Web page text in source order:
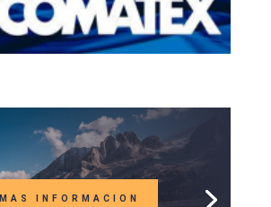
MAS INFORMACION